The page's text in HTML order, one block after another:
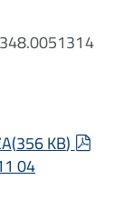
(356 KB)
pdf
04